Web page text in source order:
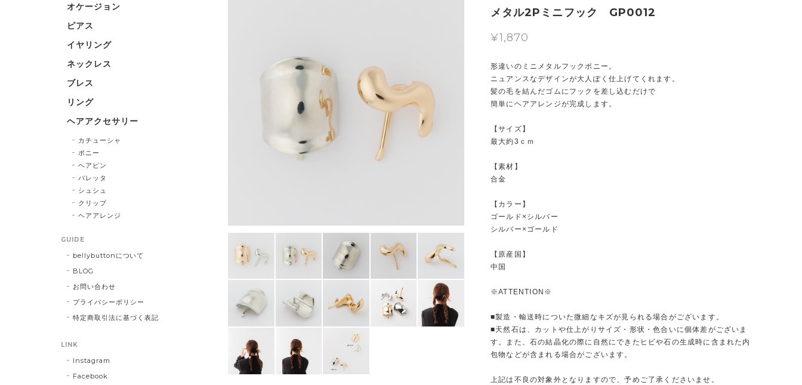
メタル2Pミニフック GP0012
¥1,870
形違いのミニメタルフックポニー。
ニュアンスなデザインが大人ぽく仕上げてくれます。
髪の毛を結んだゴムにフックを差し込むだけで
簡単にヘアアレンジが完成します。
【サイズ】
最大約3ｃｍ
【素材】
合金
【カラー】
ゴールド×シルバー
シルバー×ゴールド
【原産国】
中国
※ATTENTION※
■製造・輸送時についた微細なキズが見られる場合がございます。
■天然石は、カットや仕上がりサイズ・形状・色合いに個体差がございま
す。また、石の結晶化の際に自然にできたヒビや石の生成時に含まれた内
包物などが含まれる場合がございます。
上記は不良の対象外となりますので、予めご了承くださいませ。
オケージョン
ピアス
イヤリング
ネックレス
ブレス
リング
ヘアアクセサリー
カチューシャ
ポニー
ヘアピン
バレッタ
シュシュ
クリップ
ヘアアレンジ
GUIDE
bellybuttonについて
BLOG
お問い合わせ
プライバシーポリシー
特定商取引法に基づく表記
LINK
Instagram
Facebook